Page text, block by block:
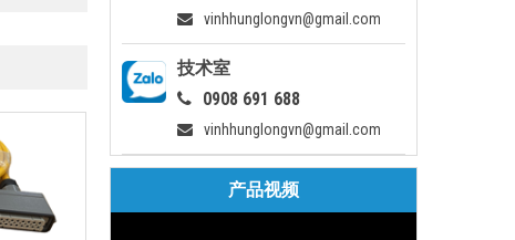
vinhhunglongvn@gmail.com
技术室
0908 691 688
vinhhunglongvn@gmail.com
产品视频